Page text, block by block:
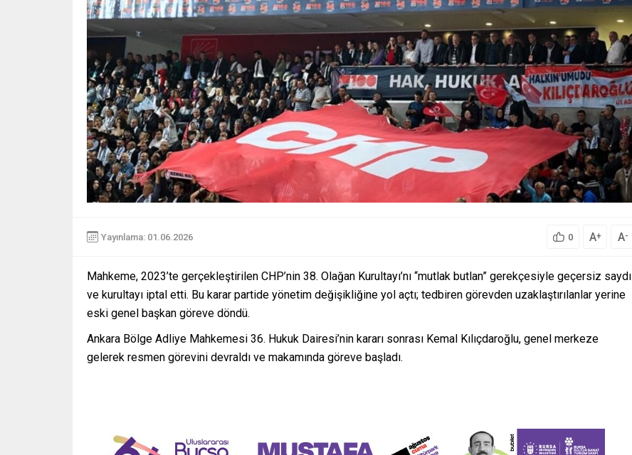
Yayınlama: 01.06.2026 0 A+ A-
Mahkeme, 2023’te gerçekleştirilen CHP’nin 38. Olağan Kurultayı’nı “mutlak butlan” gerekçesiyle geçersiz saydı
ve kurultayı iptal etti. Bu karar partide yönetim değişikliğine yol açtı; tedbiren görevden uzaklaştırılanlar yerine
eski genel başkan göreve döndü.
Ankara Bölge Adliye Mahkemesi 36. Hukuk Dairesi’nin kararı sonrası Kemal Kılıçdaroğlu, genel merkeze
gelerek resmen görevini devraldı ve makamında göreve başladı.